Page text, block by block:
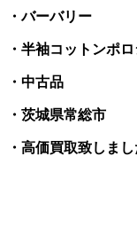
・バーバリー
・半袖コットンポ
・中古品
・茨城県常総市
・高価買取致しまし